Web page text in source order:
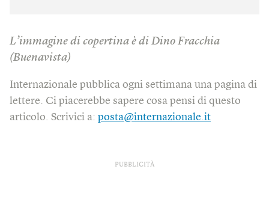
L’immagine di copertina è di Dino Fracchia
(Buenavista)
Internazionale pubblica ogni settimana una pagina di
lettere. Ci piacerebbe sapere cosa pensi di questo
articolo. Scrivici a: posta@internazionale.it
PUBBLICITÀ